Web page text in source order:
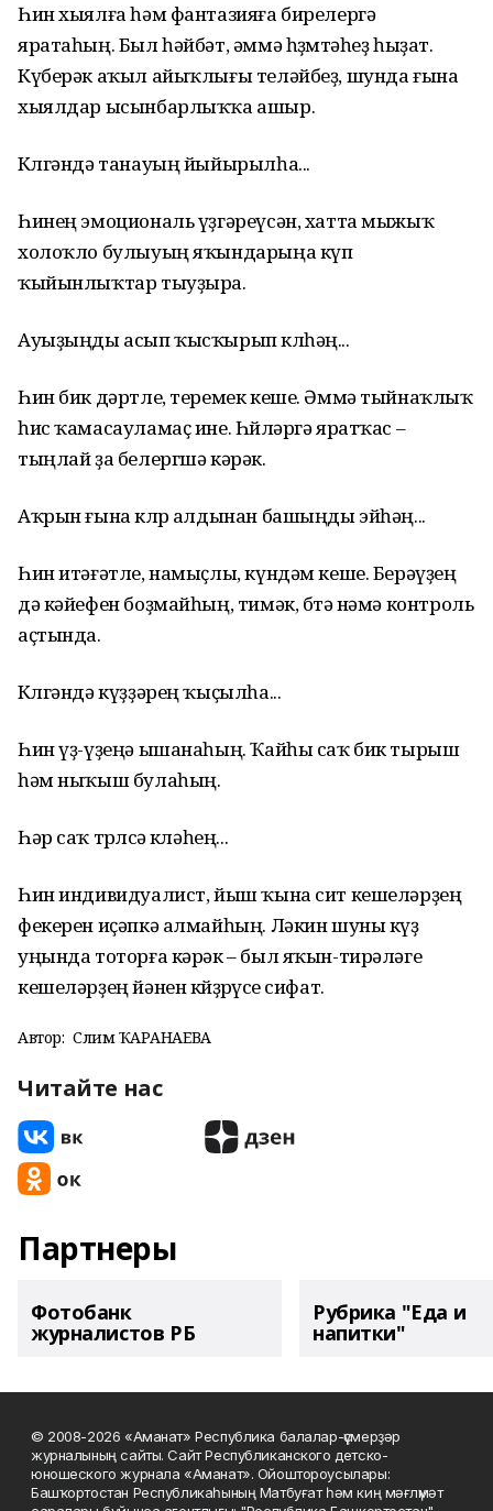
Һин хыялға һәм фантазияға бирелергә
яратаһың. Был һәйбәт, әммә һөҙөмтәһеҙ һыҙат.
Күберәк аҡыл айыҡлығы теләйбеҙ, шунда ғына
хыялдар ысынбарлыҡҡа ашыр.
Көлгәндә танауың йыйырылһа...
Һинең эмоциональ үҙгәреүсән, хатта мыжыҡ
холоҡло булыуың яҡындарыңа күп
ҡыйынлыҡтар тыуҙыра.
Ауыҙыңды асып ҡысҡырып көлһәң...
Һин бик дәртле, теремек кеше. Әммә тыйнаҡлыҡ
һис ҡамасауламаҫ ине. Һөйләргә яратҡас –
тыңлай ҙа белергшә кәрәк.
Аҡрын ғына көлөр алдынан башыңды эйһәң...
Һин итәғәтле, намыҫлы, күндәм кеше. Берәүҙең
дә кәйефен боҙмайһың, тимәк, бөтә нәмә контроль
аҫтында.
Көлгәндә күҙҙәрең ҡыҫылһа...
Һин үҙ-үҙеңә ышанаһың. Ҡайһы саҡ бик тырыш
һәм ныҡыш булаһың.
Һәр саҡ төрлөсә көләһең...
Һин индивидуалист, йыш ҡына сит кешеләрҙең
фекерен иҫәпкә алмайһың. Ләкин шуны күҙ
уңында тоторға кәрәк – был яҡын-тирәләге
кешеләрҙең йәнен көйҙөрөүсе сифат.
Автор: Сәлимә ҠАРАНАЕВА
Читайте нас
Партнеры
Фотобанк
журналистов РБ
Рубрика "Еда и
напитки"
© 2008-2026 «Аманат» Республика балалар-үҫмерҙәр
журналының сайты. Сайт Республиканского детско-
юношеского журнала «Аманат». Ойоштороусылары:
Башҡортостан Республикаһының Матбуғат һәм киң мәғлүмәт